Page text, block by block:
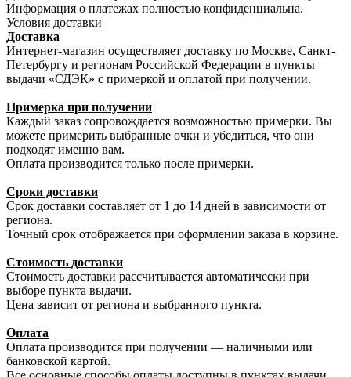
Информация о платежах полностью конфиденциальна.
Условия доставки
Доставка
Интернет-магазин осуществляет доставку по Москве, Санкт-
Петербургу и регионам Российской Федерации в пункты
выдачи «СДЭК» с примеркой и оплатой при получении.
Примерка при получении
Каждый заказ сопровождается возможностью примерки. Вы
можете примерить выбранные очки и убедиться, что они
подходят именно вам.
Оплата производится только после примерки.
Сроки доставки
Срок доставки составляет от 1 до 14 дней в зависимости от
региона.
Точный срок отображается при оформлении заказа в корзине.
Стоимость доставки
Стоимость доставки рассчитывается автоматически при
выборе пункта выдачи.
Цена зависит от региона и выбранного пункта.
Оплата
Оплата производится при получении — наличными или
банковской картой.